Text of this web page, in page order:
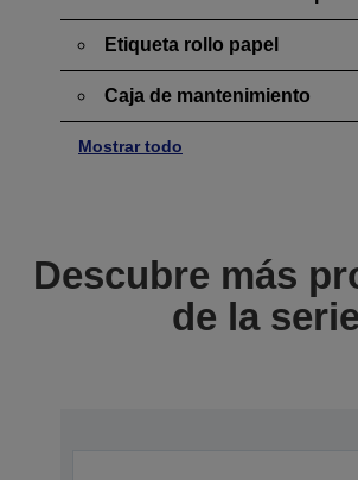
Etiqueta rollo papel
Caja de mantenimiento
Mostrar todo
Descubre más
de la serie